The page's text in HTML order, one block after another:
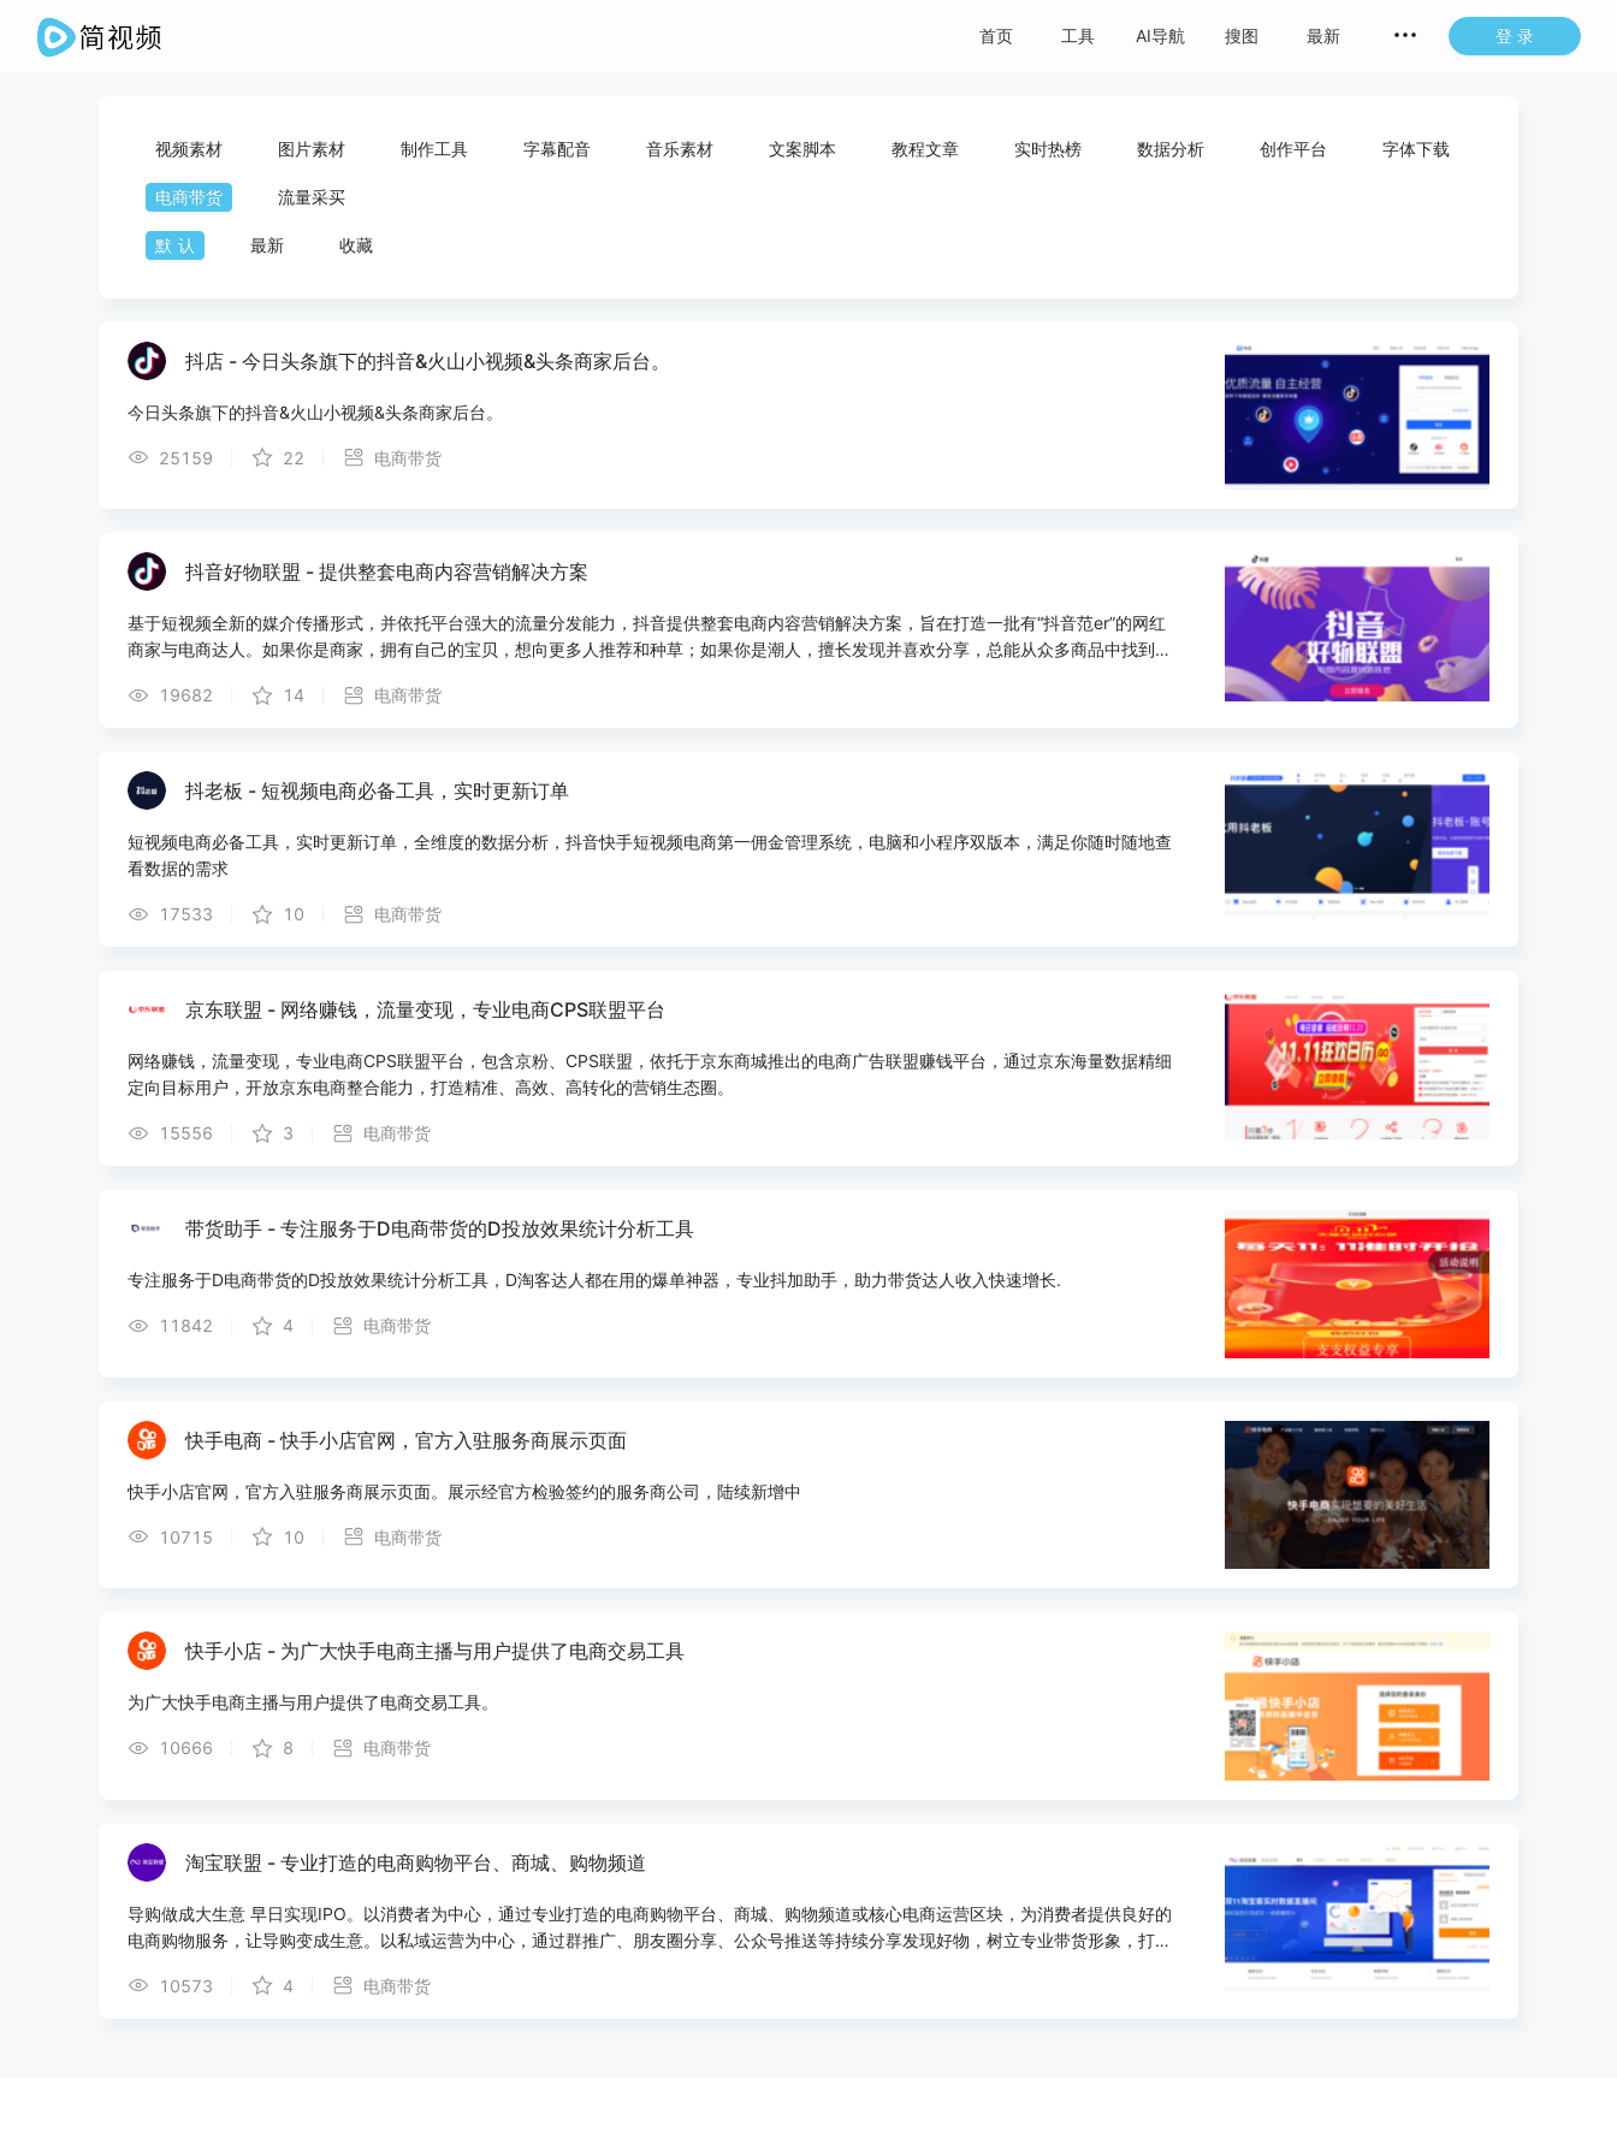
首页 工具 AI导航 搜图 最新 登 录
视频素材 图片素材 制作工具 字幕配音 音乐素材 文案脚本 教程文章 实时热榜 数据分析 创作平台 字体下载
电商带货 流量采买
默认 最新 收藏
抖店 - 今日头条旗下的抖音&火山小视频&头条商家后台。
今日头条旗下的抖音&火山小视频&头条商家后台。
25159 22 电商带货
抖音好物联盟 - 提供整套电商内容营销解决方案
基于短视频全新的媒介传播形式，并依托平台强大的流量分发能力，抖音提供整套电商内容营销解决方案，旨在打造一批有“抖音范er”的网红
商家与电商达人。如果你是商家，拥有自己的宝贝，想向更多人推荐和种草；如果你是潮人，擅长发现并喜欢分享，总能从众多商品中找到让
19682
14 电商带货
抖老板 - 短视频电商必备工具，实时更新订单
短视频电商必备工具，实时更新订单，全维度的数据分析，抖音快手短视频电商第一佣金管理系统，电脑和小程序双版本，满足你随时随地查
看数据的需求
17533 10 电商带货
京东联盟 - 网络赚钱，流量变现，专业电商CPS联盟平台
网络赚钱，流量变现，专业电商CPS联盟平台，包含京粉、CPS联盟，依托于京东商城推出的电商广告联盟赚钱平台，通过京东海量数据精细
定向目标用户，开放京东电商整合能力，打造精准、高效、高转化的营销生态圈。
15556 3 电商带货
带货助手 - 专注服务于D电商带货的D投放效果统计分析工具
专注服务于D电商带货的D投放效果统计分析工具，D淘客达人都在用的爆单神器，专业抖加助手，助力带货达人收入快速增长.
11842 4 电商带货
快手电商 - 快手小店官网，官方入驻服务商展示页面
快手小店官网，官方入驻服务商展示页面。展示经官方检验签约的服务商公司，陆续新增中
10715 10 电商带货
快手小店 - 为广大快手电商主播与用户提供了电商交易工具
为广大快手电商主播与用户提供了电商交易工具。
10666 8 电商带货
淘宝联盟 - 专业打造的电商购物平台、商城、购物频道
导购做成大生意 早日实现IPO。以消费者为中心，通过专业打造的电商购物平台、商城、购物频道或核心电商运营区块，为消费者提供良好的
电商购物服务，让导购变成生意。以私域运营为中心，通过群推广、朋友圈分享、公众号推送等持续分享发现好物，树立专业带货形象，打造
值服务，还能轻松完成内容创意变现增收。
10573 4 电商带货